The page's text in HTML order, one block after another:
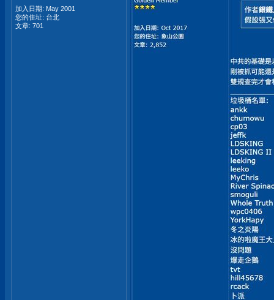
加入日期: May 2001
您的住址: 台北
文章: 701